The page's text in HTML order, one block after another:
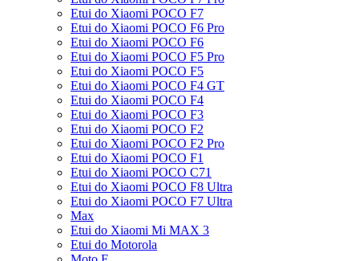
Etui do Xiaomi POCO F7
Etui do Xiaomi POCO F6 Pro
Etui do Xiaomi POCO F6
Etui do Xiaomi POCO F5 Pro
Etui do Xiaomi POCO F5
Etui do Xiaomi POCO F4 GT
Etui do Xiaomi POCO F4
Etui do Xiaomi POCO F3
Etui do Xiaomi POCO F2
Etui do Xiaomi POCO F2 Pro
Etui do Xiaomi POCO F1
Etui do Xiaomi POCO C71
Etui do Xiaomi POCO F8 Ultra
Etui do Xiaomi POCO F7 Ultra
Max
Etui do Xiaomi Mi MAX 3
Etui do Motorola